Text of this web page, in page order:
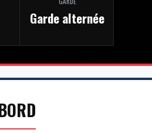
Garde alternée